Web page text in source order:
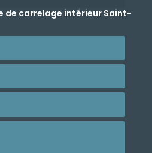
de carrelage intérieur Saint-